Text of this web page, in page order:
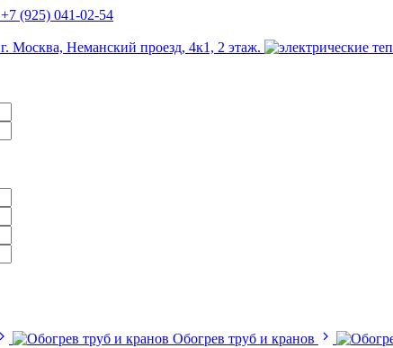
+7 (925) 041-02-54
г. Москва, Неманский проезд, 4к1, 2 этаж.
Обогрев труб и кранов